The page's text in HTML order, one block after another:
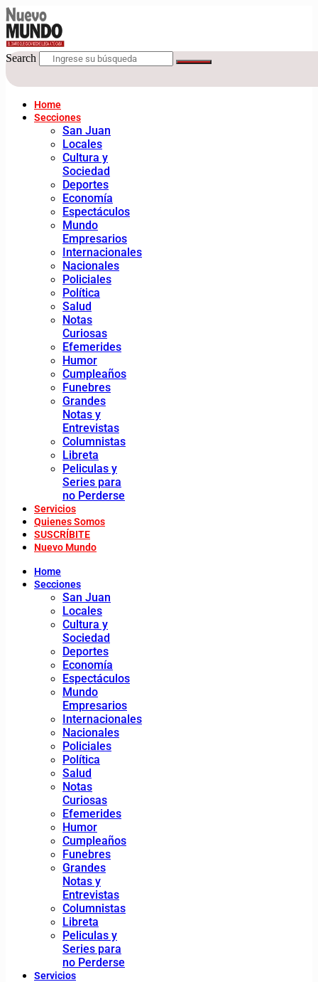
Search
Home
Secciones
San Juan
Locales
Cultura y
Sociedad
Deportes
Economía
Espectáculos
Mundo
Empresarios
Internacionales
Nacionales
Policiales
Política
Salud
Notas
Curiosas
Efemerides
Humor
Cumpleaños
Funebres
Grandes
Notas y
Entrevistas
Columnistas
Libreta
Peliculas y
Series para
no Perderse
Servicios
Quienes Somos
SUSCRÍBITE
Nuevo Mundo
Home
Secciones
San Juan
Locales
Cultura y
Sociedad
Deportes
Economía
Espectáculos
Mundo
Empresarios
Internacionales
Nacionales
Policiales
Política
Salud
Notas
Curiosas
Efemerides
Humor
Cumpleaños
Funebres
Grandes
Notas y
Entrevistas
Columnistas
Libreta
Peliculas y
Series para
no Perderse
Servicios